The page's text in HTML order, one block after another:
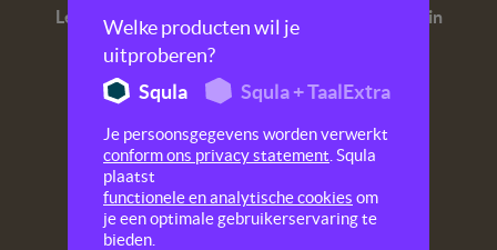
Leer meer over Anne, haar familie en het leven in
het Achterhuis.
Welke producten wil je
uitproberen?
Squla
Squla + TaalExtra
Je persoonsgegevens worden verwerkt
conform ons privacy statement . Squla
plaatst
functionele en analytische cookies om
je een optimale gebruikerservaring te
bieden.